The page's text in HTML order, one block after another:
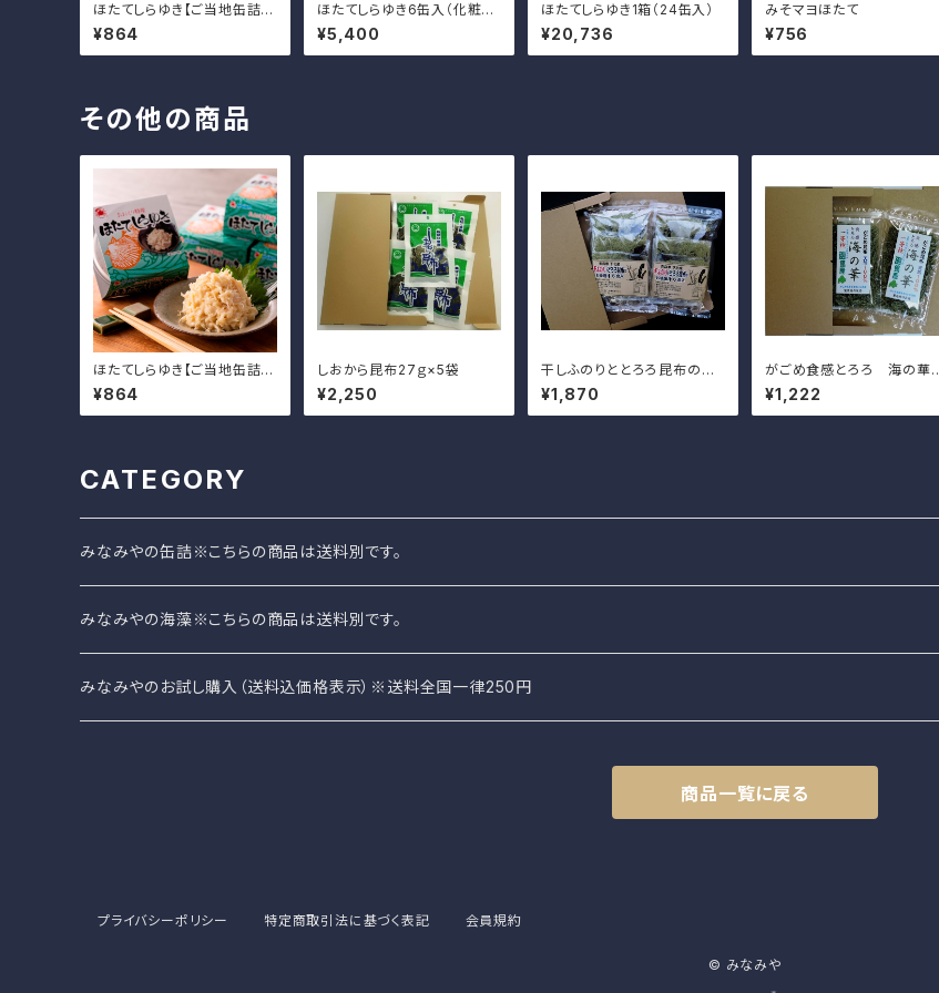
ほたてしらゆき【ご当地缶詰グ
ランプリ金賞受賞】
¥864
ほたてしらゆき6缶入（化粧
箱）
¥5,400
ほたてしらゆき1箱（24缶入）
¥20,736
みそマヨほたて
¥756
その他の商品
ほたてしらゆき【ご当地缶詰グ
ランプリ金賞受賞】
¥864
しおから昆布27ｇ×5袋
¥2,250
干しふのりととろろ昆布のお
味噌汁5食入×2袋
¥1,870
がごめ食感とろろ 海の華2
0ｇ×2袋
¥1,222
CATEGORY
みなみやの缶詰※こちらの商品は送料別です。
みなみやのさば缶
みなみやオリジナル缶詰
みなみやの海藻※こちらの商品は送料別です。
みなみやのお試し購入（送料込価格表示）※送料全国一律250円
商品一覧に戻る
プライバシーポリシー 特定商取引法に基づく表記 会員規約
© みなみや